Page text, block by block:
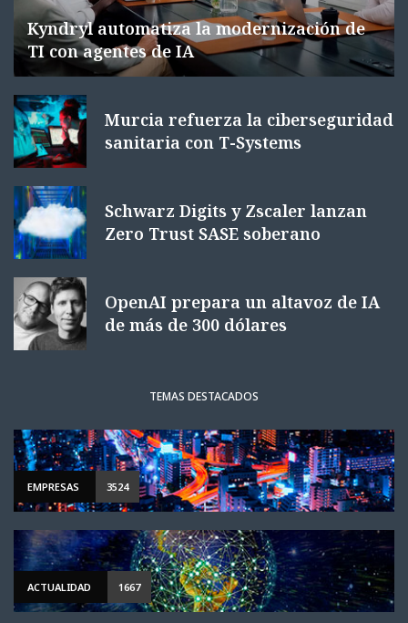
Kyndryl automatiza la modernización de
TI con agentes de IA
Murcia refuerza la ciberseguridad
sanitaria con T-Systems
Schwarz Digits y Zscaler lanzan
Zero Trust SASE soberano
OpenAI prepara un altavoz de IA
de más de 300 dólares
TEMAS DESTACADOS
EMPRESAS 3524
ACTUALIDAD 1667